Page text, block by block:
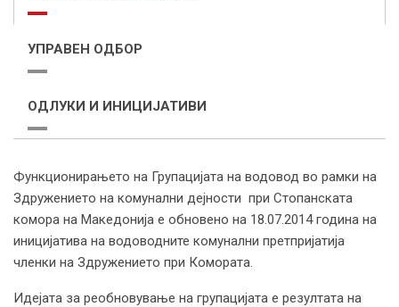
УПРАВЕН ОДБОР
ОДЛУКИ И ИНИЦИЈАТИВИ
Функционирањето на Групацијата на водовод во рамки на
Здружението на комунални дејности при Стопанската
комора на Македонија е обновено на 18.07.2014 година на
иницијатива на водоводните комунални претпријатија
членки на Здружението при Комората.
Идејата за реобновување на групацијата е резултата на